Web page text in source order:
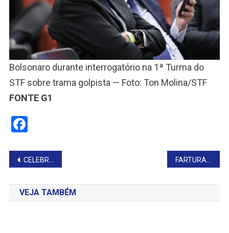
Bolsonaro durante interrogatório na 1ª Turma do
STF sobre trama golpista — Foto: Ton Molina/STF
FONTE G1
Facebook
Navegação
de
Post
CELEBRAÇÃO DE 6 ANOS DE SACERDÓCIO DO PADRE CARLOS LOTA MATRIZ
VEJA TAMBÉM